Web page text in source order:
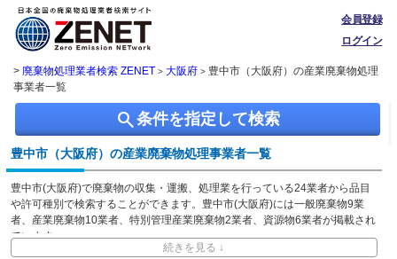
会員登録
ログイン
> 廃棄物処理業者検索 ZENET > 大阪府> 豊中市（大阪府）の産業廃棄物処理
事業者一覧
search条件を指定して検索
豊中市（大阪府）の産業廃棄物処理事業者一覧
豊中市(大阪府)で廃棄物の収集・運搬、処理業を行っている24業者から品目
や許可種別で検索することができます。豊中市(大阪府)には一般廃棄物9業
者、産業廃棄物10業者、特別管理産業廃棄物2業者、資源物6業者が掲載され
ています。
ZENETでは独自に収集した、本社・事業所の所在地、都道府県や市区町村ご
続きを見る ↓